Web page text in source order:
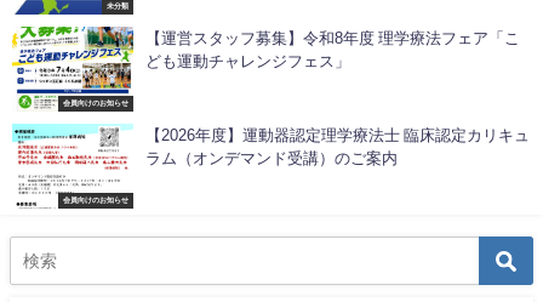
未分類
会員向けのお知らせ
【運営スタッフ募集】令和8年度 理学療法フェア「こ
ども運動チャレンジフェス」
会員向けのお知らせ
【2026年度】運動器認定理学療法士 臨床認定カリキュ
ラム（オンデマンド受講）のご案内